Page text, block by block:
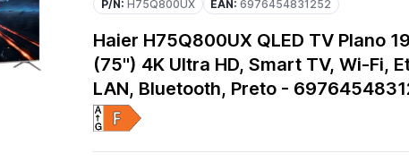
P/N: H75Q800UX EAN: 6976454831252
Haier H75Q800UX QLED TV Plano
(75") 4K Ultra HD, Smart TV, Wi-Fi,
LAN, Bluetooth, Preto -